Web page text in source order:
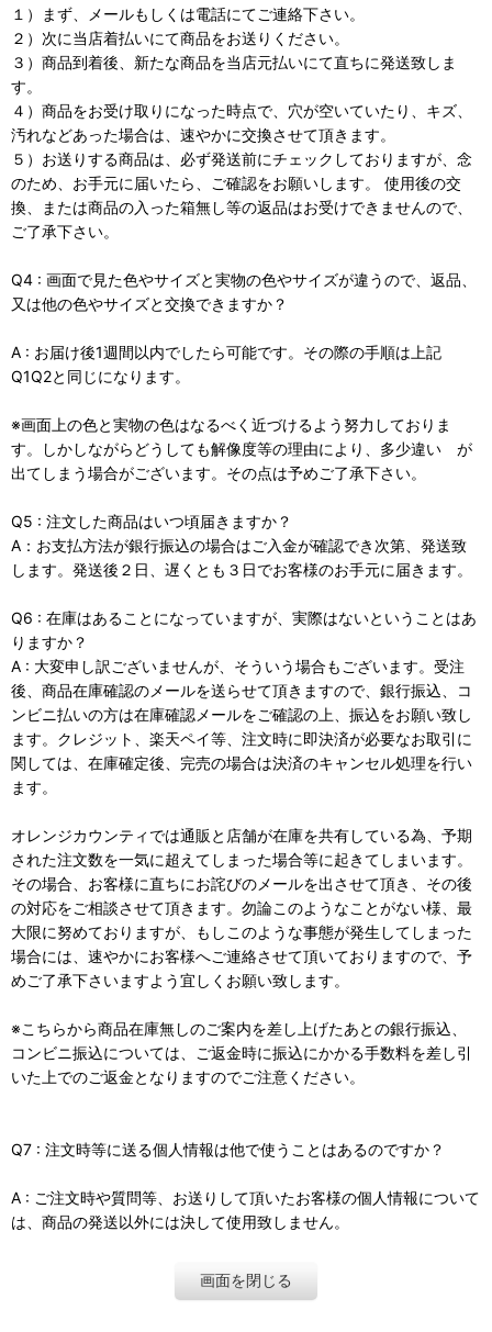
１）まず、メールもしくは電話にてご連絡下さい。
２）次に当店着払いにて商品をお送りください。
３）商品到着後、新たな商品を当店元払いにて直ちに発送致しま
す。
４）商品をお受け取りになった時点で、穴が空いていたり、キズ、
汚れなどあった場合は、速やかに交換させて頂きます。
５）お送りする商品は、必ず発送前にチェックしておりますが、念
のため、お手元に届いたら、ご確認をお願いします。 使用後の交
換、または商品の入った箱無し等の返品はお受けできませんので、
ご了承下さい。
Q4 : 画面で見た色やサイズと実物の色やサイズが違うので、返品、
又は他の色やサイズと交換できますか？
A : お届け後1週間以内でしたら可能です。その際の手順は上記
Q1Q2と同じになります。
※画面上の色と実物の色はなるべく近づけるよう努力しておりま
す。しかしながらどうしても解像度等の理由により、多少違い が
出てしまう場合がございます。その点は予めご了承下さい。
Q5 : 注文した商品はいつ頃届きますか？
A：お支払方法が銀行振込の場合はご入金が確認でき次第、発送致
します。発送後２日、遅くとも３日でお客様のお手元に届きます。
Q6 : 在庫はあることになっていますが、実際はないということはあ
りますか？
A : 大変申し訳ございませんが、そういう場合もございます。受注
後、商品在庫確認のメールを送らせて頂きますので、銀行振込、コ
ンビニ払いの方は在庫確認メールをご確認の上、振込をお願い致し
ます。クレジット、楽天ペイ等、注文時に即決済が必要なお取引に
関しては、在庫確定後、完売の場合は決済のキャンセル処理を行い
ます。
オレンジカウンティでは通販と店舗が在庫を共有している為、予期
された注文数を一気に超えてしまった場合等に起きてしまいます。
その場合、お客様に直ちにお詫びのメールを出させて頂き、その後
の対応をご相談させて頂きます。勿論このようなことがない様、最
大限に努めておりますが、もしこのような事態が発生してしまった
場合には、速やかにお客様へご連絡させて頂いておりますので、予
めご了承下さいますよう宜しくお願い致します。
※こちらから商品在庫無しのご案内を差し上げたあとの銀行振込、
コンビニ振込については、ご返金時に振込にかかる手数料を差し引
いた上でのご返金となりますのでご注意ください。
Q7 : 注文時等に送る個人情報は他で使うことはあるのですか？
A : ご注文時や質問等、お送りして頂いたお客様の個人情報について
は、商品の発送以外には決して使用致しません。
画面を閉じる